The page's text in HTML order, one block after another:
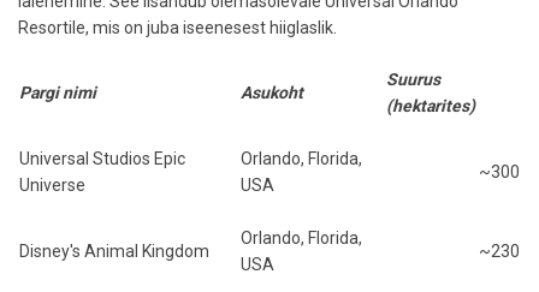
Resortile, mis on juba iseenesest hiiglaslik.
Pargi nimi Asukoht
Suurus
(hektarites)
Universal Studios Epic
Universe
Orlando, Florida,
USA
~300
Disney's Animal Kingdom
Orlando, Florida,
USA
~230